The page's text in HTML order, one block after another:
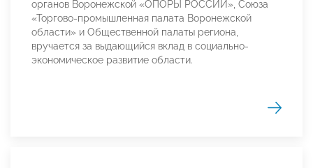
органов Воронежской «ОПОРЫ РОССИИ», Союза
«Торгово-промышленная палата Воронежской
области» и Общественной палаты региона,
вручается за выдающийся вклад в социально-
экономическое развитие области.